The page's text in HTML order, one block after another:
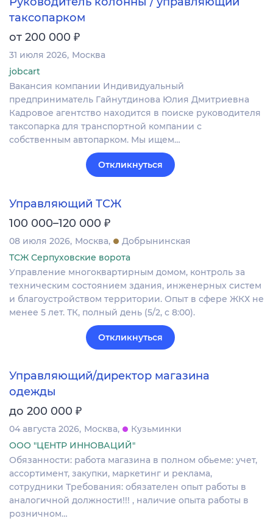
таксопарком
от 200 000 ₽
31 июля 2026 Москва
jobcart
Вакансия компании Индивидуальный
предприниматель Гайнутдинова Юлия Дмитриевна
Кадровое агентство находится в поиске руководителя
таксопарка для транспортной компании с
собственным автопарком. Мы ищем…
Откликнуться
Управляющий ТСЖ
100 000–120 000 ₽
08 июля 2026 Москва
Добрынинская
ТСЖ Серпуховские ворота
Управление многоквартирным домом, контроль за
техническим состоянием здания, инженерных систем
и благоустройством территории. Опыт в сфере ЖКХ не
менее 5 лет. ТК, полный день (5/2, с 8:00).
Откликнуться
Управляющий/директор магазина
одежды
до 200 000 ₽
04 августа 2026 Москва
Кузьминки
ООО "ЦЕНТР ИННОВАЦИЙ"
Обязанности: работа магазина в полном обьеме: учет,
ассортимент, закупки, маркетинг и реклама,
сотрудники Требования: обязателен опыт работы в
аналогичной должности!!! , наличие опыта работы в
розничном…